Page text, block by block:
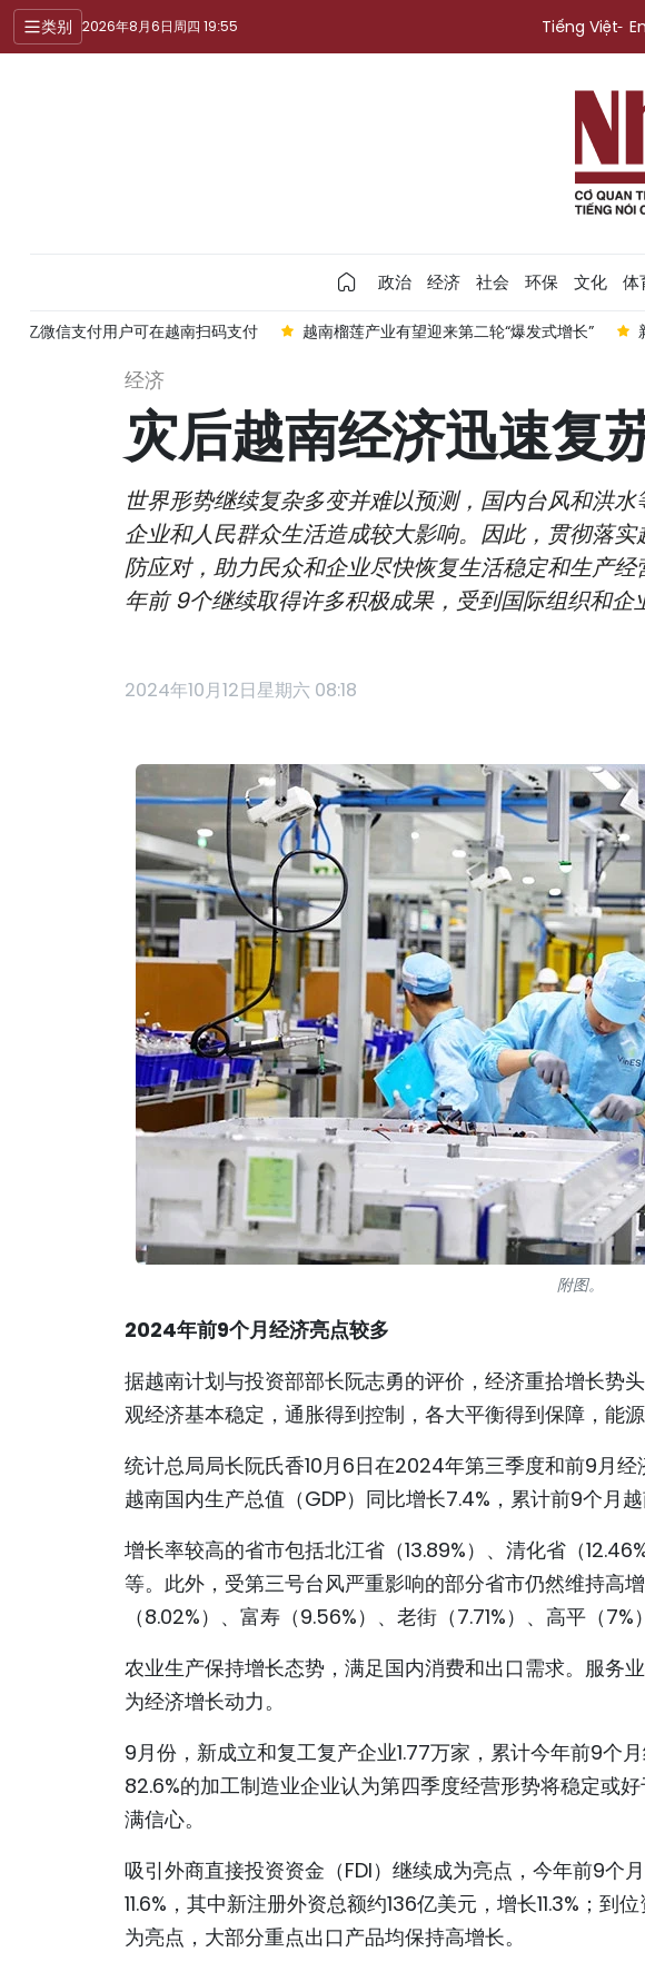
类别 2026年8月6日周四 19:55 Tiếng Việt
政治 经济 社会 环保 文化 体
10亿微信支付用户可在越南扫码支付 越南榴莲产业有望迎来第二轮“爆发式增长”
经济
灾后越南经济迅速复
世界形势继续复杂多变并难以预测，国内台风和洪
企业和人民群众生活造成较大影响。因此，贯彻落
防应对，助力民众和企业尽快恢复生活稳定和生产
年前 9个继续取得许多积极成果，受到国际组织和企
2024年10月12日星期六 08:18
附图。
2024年前9个月经济亮点较多
据越南计划与投资部部长阮志勇的评价，经济重拾增长势
观经济基本稳定，通胀得到控制，各大平衡得到保障，能
统计总局局长阮氏香10月6日在2024年第三季度和前9月
越南国内生产总值（GDP）同比增长7.4%，累计前9个月
增长率较高的省市包括北江省（13.89%）、清化省（
等。此外，受第三号台风严重影响的部分省市仍然维持高
（8.02%）、富寿（9.56%）、老街（7.71%）、高平（7%
农业生产保持增长态势，满足国内消费和出口需求。服务
为经济增长动力。
9月份，新成立和复工复产企业1.77万家，累计今年前9个
82.6%的加工制造业企业认为第四季度经营形势将稳定或
满信心。
吸引外商直接投资资金（FDI）继续成为亮点，今年前9个
11.6%，其中新注册外资总额约136亿美元，增长11.3%；
为亮点，大部分重点出口产品均保持高增长。